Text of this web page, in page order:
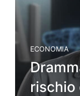
ECONOMIA
rischio